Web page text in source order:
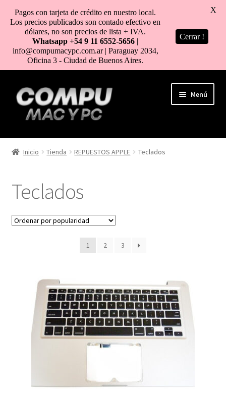
al
contenido
Menú
HOME
COMO COMPRAR
MI CUENTA
CONTACTO
Inicio Tienda REPUESTOS APPLE Teclados
Teclados
1 2 3
Pagos con tarjeta de crédito en nuestro local.
Los precios publicados son contado efectivo en
dólares, no son precios de lista + IVA.
Whatsapp +54 9 11 6552-5656 |
info@compumacypc.com.ar | Paraguay 2034,
Oficina 3 - Ciudad de Buenos Aires.
Cerrar !
X